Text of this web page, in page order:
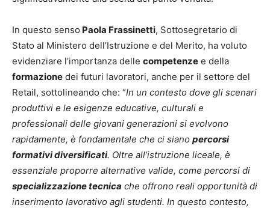
In questo senso Paola Frassinetti, Sottosegretario di
Stato al Ministero dell’Istruzione e del Merito, ha voluto
evidenziare l’importanza delle competenze e della
formazione dei futuri lavoratori, anche per il settore del
Retail, sottolineando che: “In un contesto dove gli scenari
produttivi e le esigenze educative, culturali e
professionali delle giovani generazioni si evolvono
rapidamente, è fondamentale che ci siano percorsi
formativi diversificati. Oltre all’istruzione liceale, è
essenziale proporre alternative valide, come percorsi di
specializzazione tecnica che offrono reali opportunità di
inserimento lavorativo agli studenti. In questo contesto,